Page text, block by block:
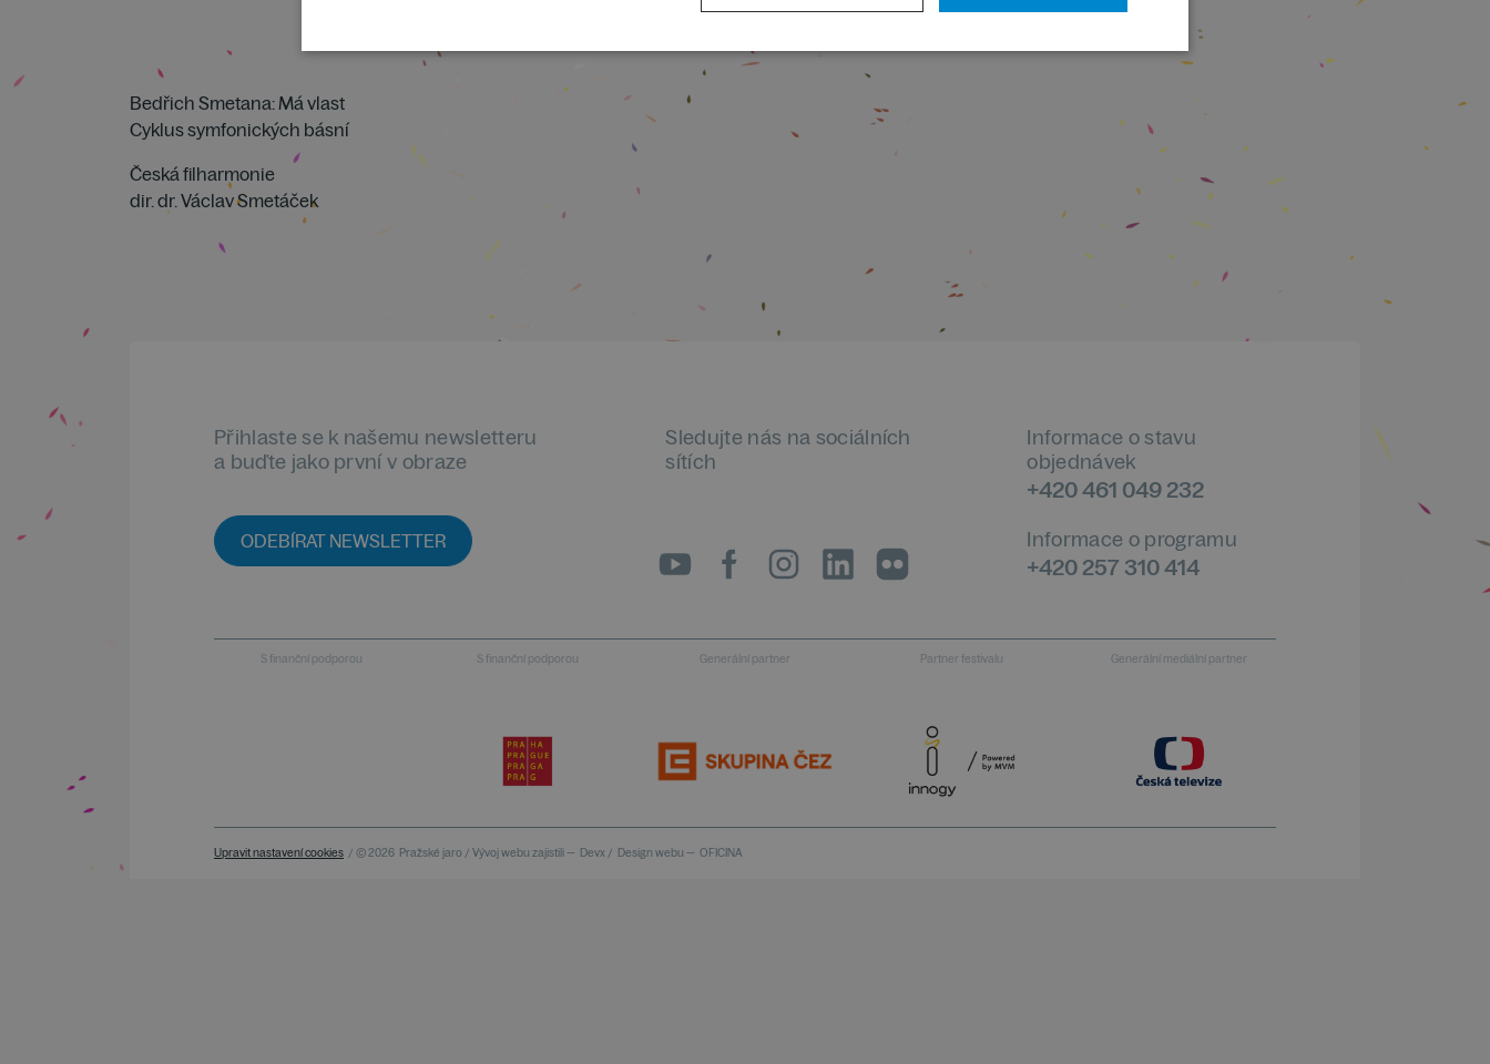
Bedřich Smetana: Má vlast
Cyklus symfonických básní
Česká filharmonie
dir. dr. Václav Smetáček
Přihlaste se k našemu newsletteru
a buďte jako první v obraze
ODEBÍRAT NEWSLETTER
Sledujte nás na sociálních
sítích
Informace o stavu
objednávek
+420 461 049 232
Informace o programu
+420 257 310 414
S finanční podporou S finanční podporou Generální partner Partner festivalu Generální mediální partner
Upravit nastavení cookies / © 2026 Pražské jaro / Vývoj webu zajistili — Devx / Design webu — OFICINA